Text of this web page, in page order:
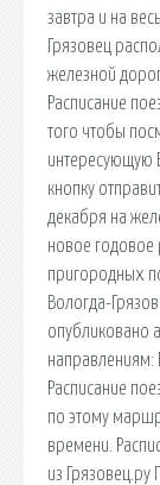
завтра и на
Грязовец
железной
Расписание
того чтобы
интересующую
кнопку
декабря на
новое годовое
пригородных
Вологда-
опубликовано
направлениям:
Расписание
по этому
времени.
из Грязовец.ру